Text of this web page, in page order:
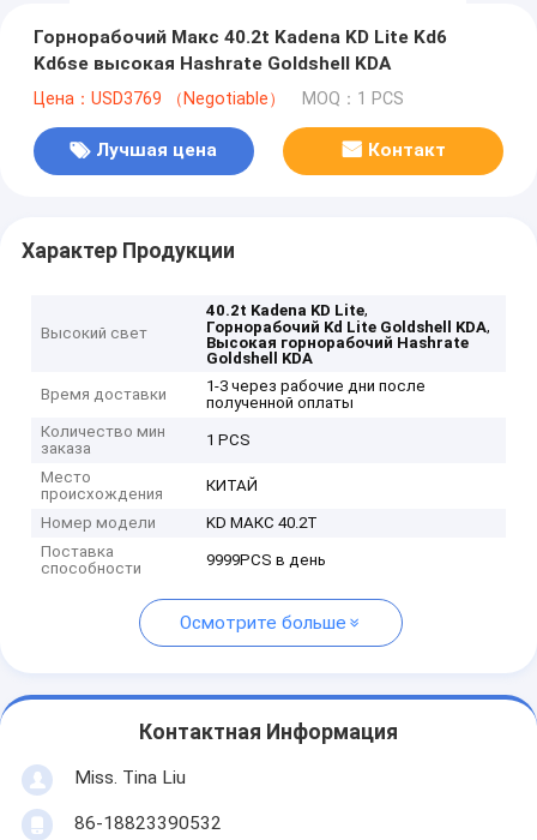
Горнорабочий Макс 40.2t Kadena KD Lite Kd6
Kd6se высокая Hashrate Goldshell KDA
Цена：USD3769 （Negotiable） MOQ：1 PCS
Лучшая цена Контакт
Характер Продукции
Высокий свет
40.2t Kadena KD Lite,
Горнорабочий Kd Lite Goldshell KDA,
Высокая горнорабочий Hashrate
Goldshell KDA
Время доставки
1-3 через рабочие дни после
полученной оплаты
Количество мин
заказа
1 PCS
Место
происхождения
КИТАЙ
Номер модели
KD МАКС 40.2T
Поставка
способности
9999PCS в день
Осмотрите больше
Контактная Информация
Miss. Tina Liu
86-18823390532